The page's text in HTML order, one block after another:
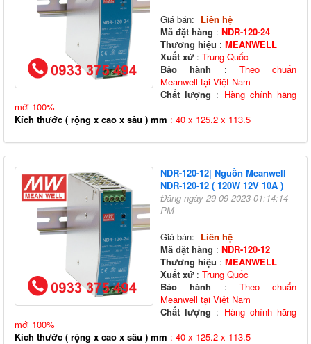
Giá bán: Liên hệ
Mã đặt hàng : NDR-120-24
Thương hiệu : MEANWELL
Xuất xứ: Trung Quốc
Bảo hành : Theo chuẩn
Meanwell tại Việt Nam
Chất lượng : Hàng chính hãng
mới 100%
Kích thước ( rộng x cao x sâu ) mm : 40 x 125.2 x 113.5
NDR-120-12| Nguồn Meanwell
NDR-120-12 ( 120W 12V 10A )
Đăng ngày 29-09-2023 01:14:14
PM
Giá bán: Liên hệ
Mã đặt hàng : NDR-120-12
Thương hiệu : MEANWELL
Xuất xứ: Trung Quốc
Bảo hành : Theo chuẩn
Meanwell tại Việt Nam
Chất lượng : Hàng chính hãng
mới 100%
Kích thước ( rộng x cao x sâu ) mm : 40 x 125.2 x 113.5